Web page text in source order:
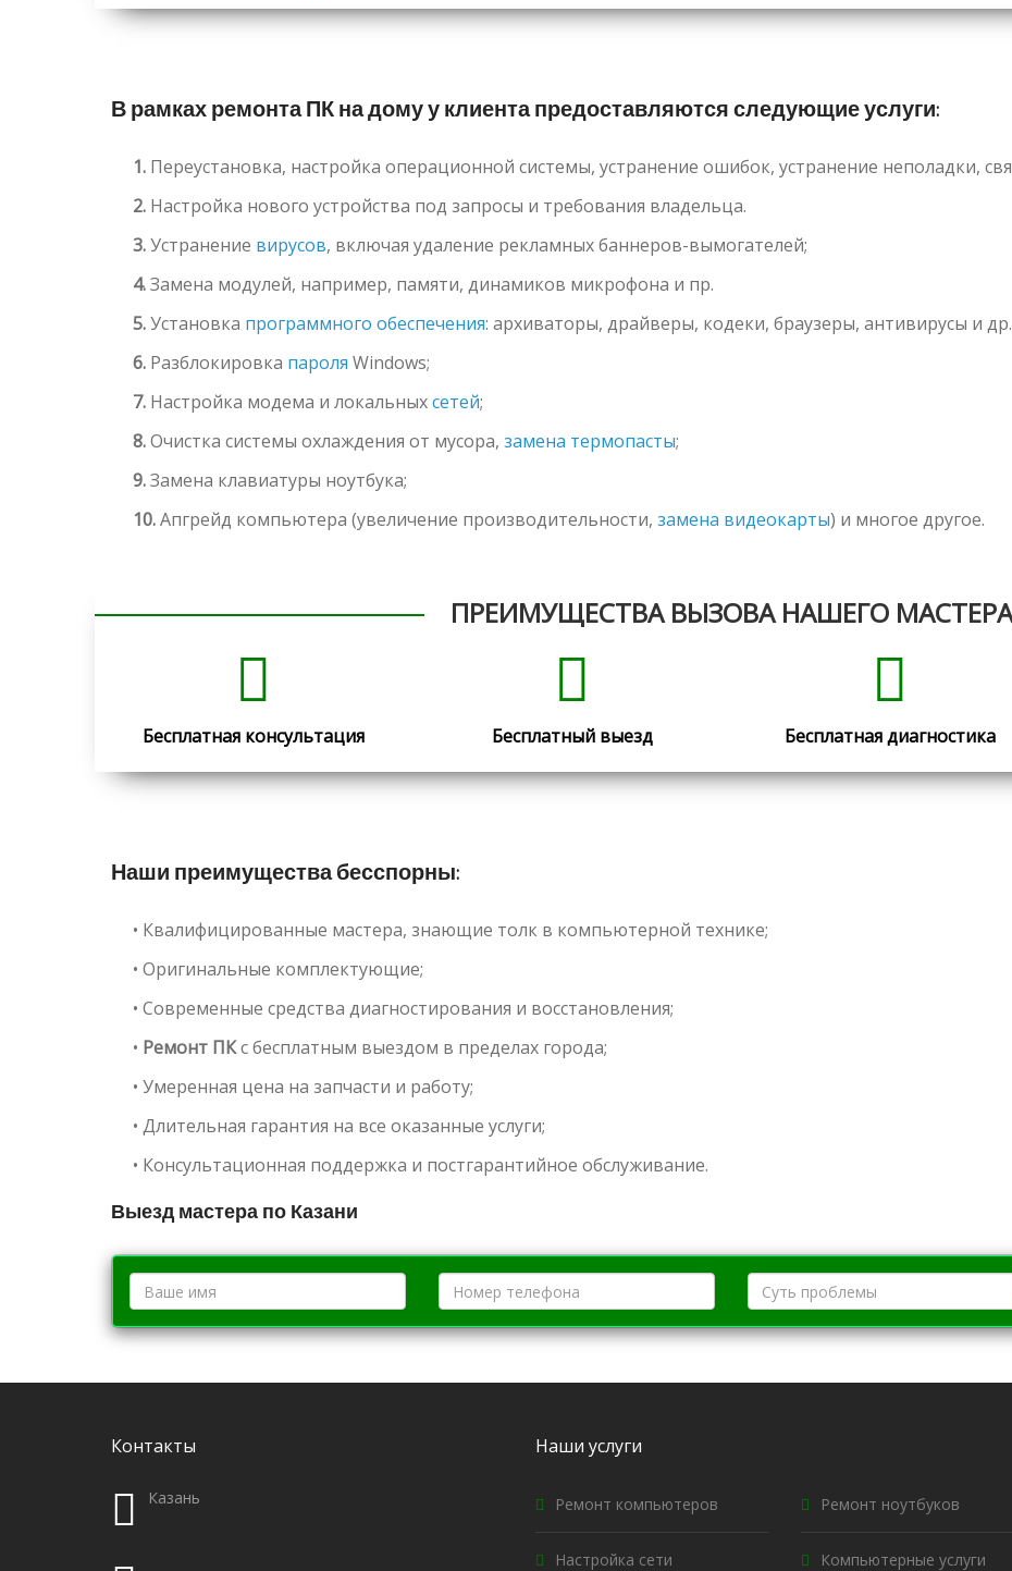
В рамках ремонта ПК на дому у клиента предоставляются следующие услуги:
1. Переустановка, настройка операционной системы, устранение ошибок, устранение неполадки,
2. Настройка нового устройства под запросы и требования владельца.
3.Устранение вирусов, включая удаление рекламных баннеров-вымогателей;
4.Замена модулей, например, памяти, динамиков микрофона и пр.
5.Установка программного обеспечения: архиваторы, драйверы, кодеки, браузеры, антивирусы и др.
6. Разблокировка пароля Windows;
7. Настройка модема и локальныхсетей;
8.Очистка системы охлаждения от мусора, замена термопасты;
9.Замена клавиатуры ноутбука;
10.Апгрейд компьютера (увеличение производительности, замена видеокарты) и многое другое.
ПРЕИМУЩЕСТВА ВЫЗОВА НАШЕГО МАСТЕРА
Бесплатная консультация Бесплатный выезд Бесплатная диагностика
Наши преимущества бесспорны:
• Квалифицированные мастера, знающие толк в компьютерной технике;
• Оригинальные комплектующие;
• Современные средства диагностирования и восстановления;
• Ремонт ПКс бесплатным выездом в пределах города;
• Умеренная цена на запчасти и работу;
• Длительная гарантия на все оказанные услуги;
• Консультационная поддержка и постгарантийное обслуживание.
Выезд мастера по Казани
Контакты
Казань
Наши услуги
Ремонт компьютеров Ремонт ноутбуков
Настройка сети Компьютерные услуги